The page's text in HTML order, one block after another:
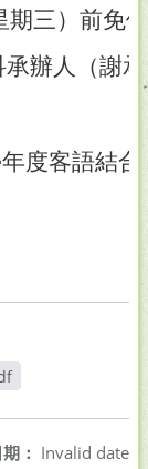
期三）前免
辦人（謝
度客語結
： Invalid date